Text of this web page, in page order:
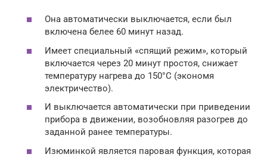
Она автоматически выключается, если был
включена белее 60 минут назад.
Имеет специальный «спящий режим», который
включается через 20 минут простоя, снижает
температуру нагрева до 150°C (экономя
электричество).
И выключается автоматически при приведении
прибора в движении, возобновляя разогрев до
заданной ранее температуры.
Изюминкой является паровая функция, которая